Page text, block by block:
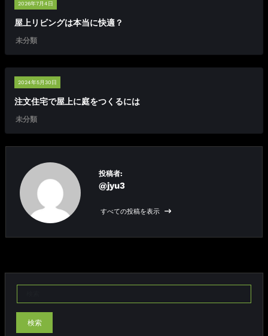
2026年7月4日
屋上リビングは本当に快適？
未分類
2024年5月30日
注文住宅で屋上に庭をつくるには
未分類
投稿者:
@jyu3
すべての投稿を表示
検索